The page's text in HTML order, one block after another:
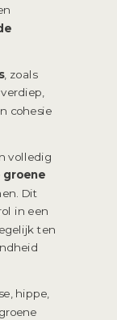
, zoals
cohesie
volledig
groene
Dit
in een
ten
hippe,